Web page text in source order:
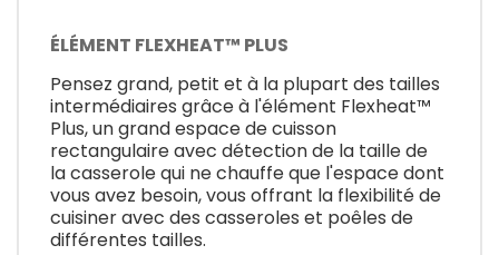
ÉLÉMENT FLEXHEAT™ PLUS
Pensez grand, petit et à la plupart des tailles
intermédiaires grâce à l'élément Flexheat™
Plus, un grand espace de cuisson
rectangulaire avec détection de la taille de
la casserole qui ne chauffe que l'espace dont
vous avez besoin, vous offrant la flexibilité de
cuisiner avec des casseroles et poêles de
différentes tailles.